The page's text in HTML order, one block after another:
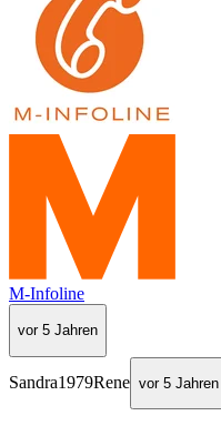
M-Infoline
vor 5 Jahren
Sandra1979Rene vor 5 Jahren